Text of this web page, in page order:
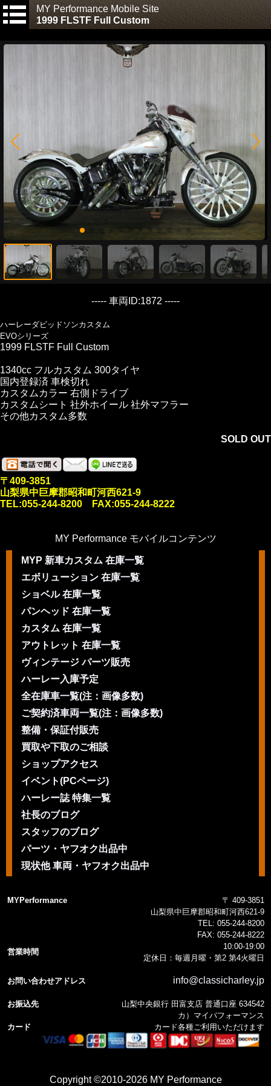
MY Performance Mobile Site
1999 FLSTF Full Custom
----- 車両ID:1872 -----
ハーレーダビッドソンカスタム
EVOシリーズ
1999 FLSTF Full Custom
1340cc フルカスタム 300タイヤ
国内登録済 車検切れ
カスタムカラー 右側ドライブ
カスタムシート 社外ホイール 社外マフラー
その他カスタム多数
SOLD OUT
〒409-3851
山梨県中巨摩郡昭和町河西621-9
TEL:055-244-8200 FAX:055-244-8222
MY Performance モバイルコンテンツ
MYP 新車カスタム 在庫一覧
エボリューション 在庫一覧
ショベル 在庫一覧
パンヘッド 在庫一覧
カスタム 在庫一覧
アウトレット 在庫一覧
ヴィンテージ パーツ販売
ハーレー入庫予定
全在庫車一覧(注：画像多数)
ご契約済車両一覧(注：画像多数)
整備・保証付販売
買取や下取のご相談
ショップアクセス
イベント(PCページ)
ハーレー誌 特集一覧
社長のブログ
スタッフのブログ
パーツ・ヤフオク出品中
現状他 車両・ヤフオク出品中
MYPerformance
〒 409-3851
山梨県中巨摩郡昭和町河西621-9
TEL: 055-244-8200
FAX: 055-244-8222
営業時間
10:00-19:00
定休日：毎週月曜・第2 第4火曜日
お問い合わせアドレス info@classicharley.jp
お振込先
山梨中央銀行 田富支店 普通口座 634542
カ）マイパフォーマンス
カード
カード各種ご利用いただけます
Copyright ©2010-2026 MY Performance